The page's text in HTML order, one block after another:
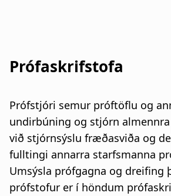
Prófaskrifstofa
Prófstjóri semur próftöflu og
undirbúning og stjórn
við stjórnsýslu fræðasviða og
fulltingi annarra starfsmanna
Umsýsla prófgagna og dreifing
prófstofur er í höndum